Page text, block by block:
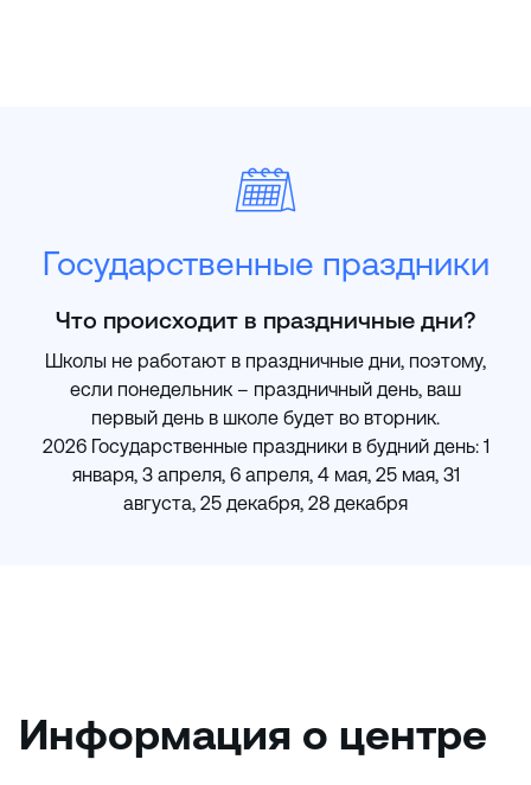
Государственные праздники
Что происходит в праздничные дни?
Школы не работают в праздничные дни, поэтому,
если понедельник – праздничный день, ваш
первый день в школе будет во вторник.
2026 Государственные праздники в будний день: 1
января, 3 апреля, 6 апреля, 4 мая, 25 мая, 31
августа, 25 декабря, 28 декабря
Информация о центре